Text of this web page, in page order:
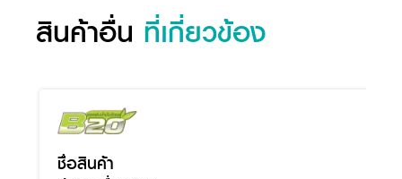
สินค้าอื่น ที่เกี่ยวข้อง
ชื่อสินค้า